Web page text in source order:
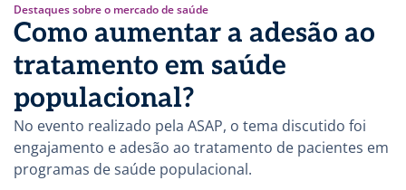
Destaques sobre o mercado de saúde
Como aumentar a adesão ao
tratamento em saúde
populacional?
No evento realizado pela ASAP, o tema discutido foi
engajamento e adesão ao tratamento de pacientes em
programas de saúde populacional.